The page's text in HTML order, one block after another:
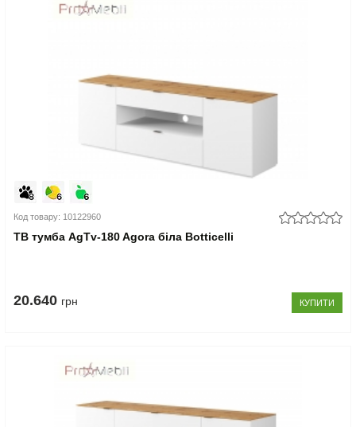
Код товару: 10122960
ТВ тумба AgTv-180 Agora біла Botticelli
20.640 грн КУПИТИ